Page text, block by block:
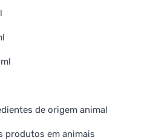
de origem animal
produtos em animais